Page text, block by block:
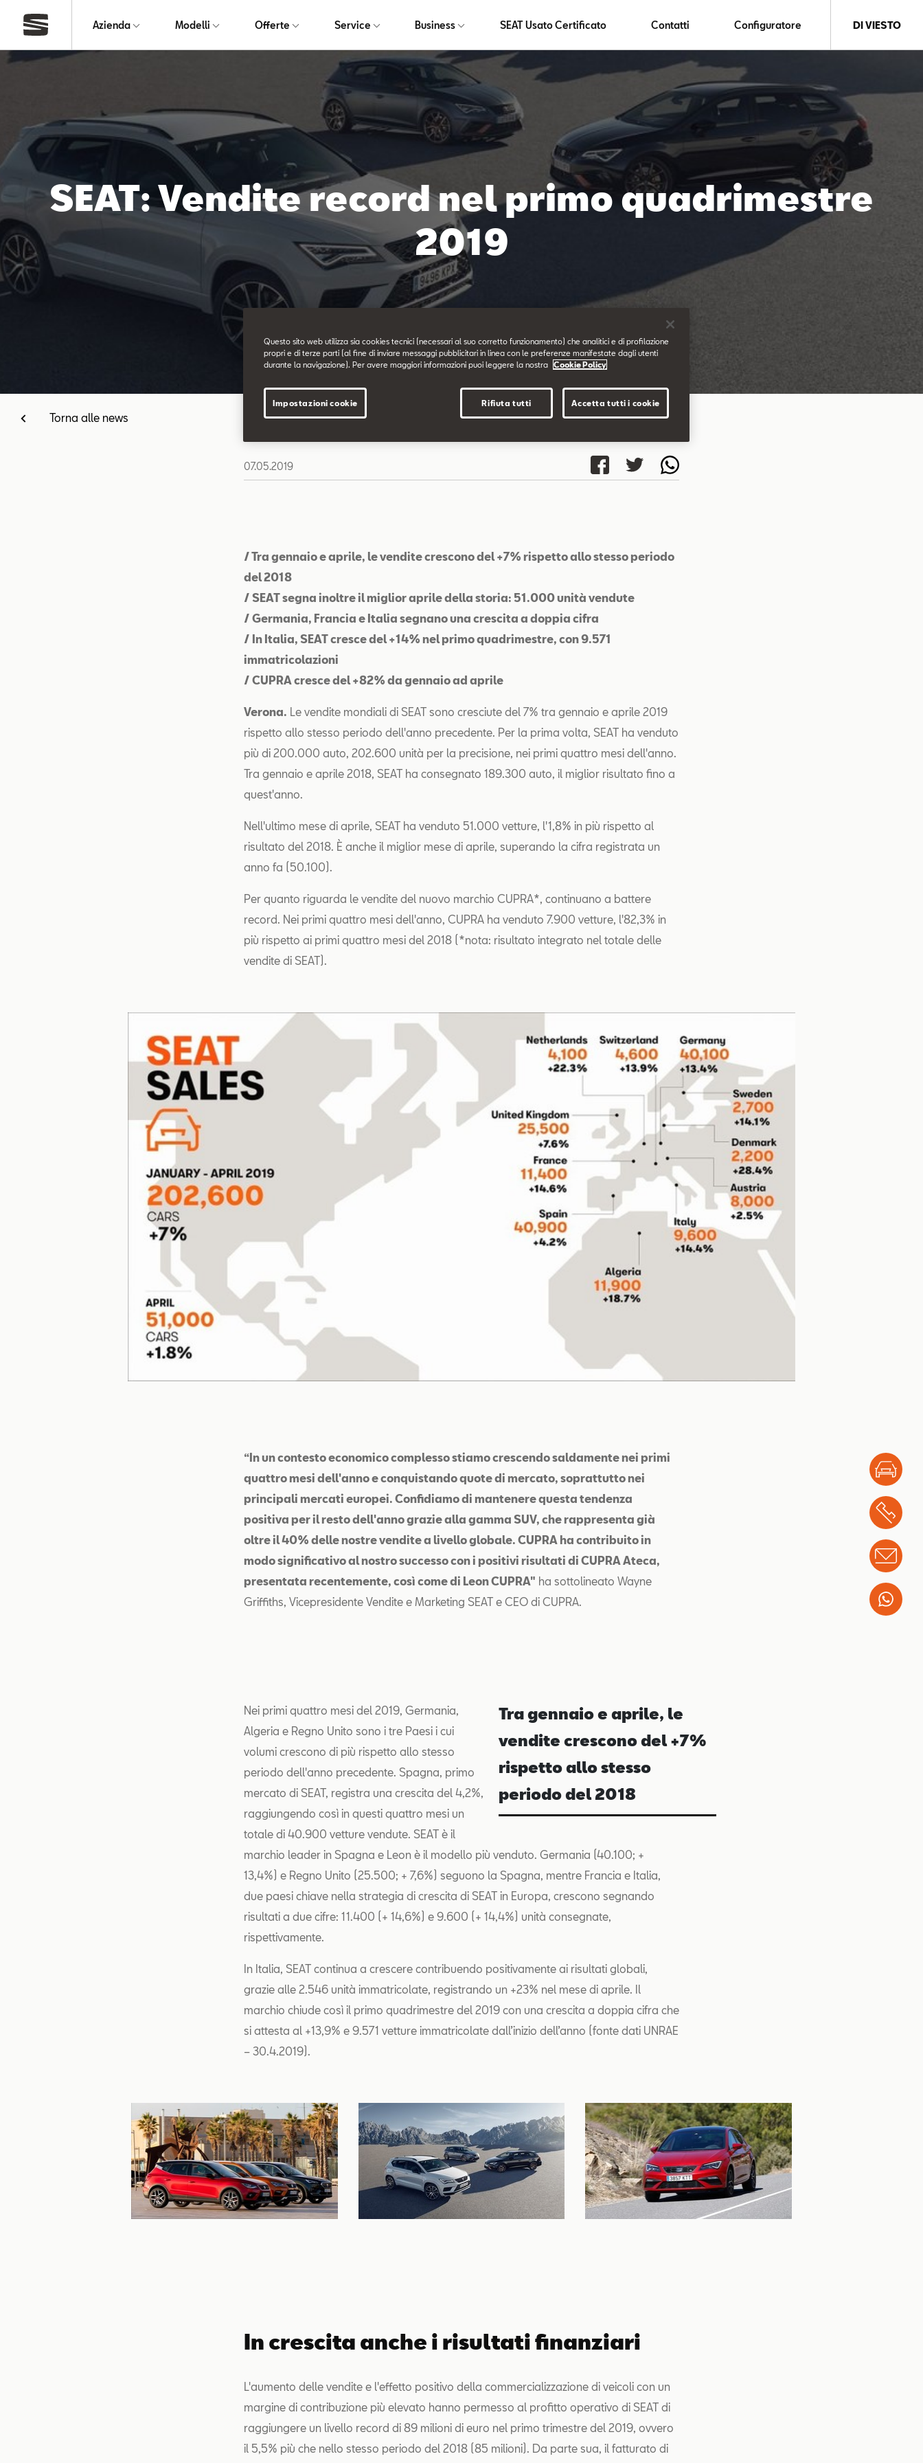
Azienda Modelli Offerte Service Business SEAT Usato Certificato Contatti Configuratore DI VIESTO
SEAT: Vendite record nel primo quadrimestre
2019
Torna alle news
07.05.2019
/ Tra gennaio e aprile, le vendite crescono del +7% rispetto allo stesso periodo
del 2018
/ SEAT segna inoltre il miglior aprile della storia: 51.000 unità vendute
/ Germania, Francia e Italia segnano una crescita a doppia cifra
/ In Italia, SEAT cresce del +14% nel primo quadrimestre, con 9.571
immatricolazioni
/ CUPRA cresce del +82% da gennaio ad aprile
Verona. Le vendite mondiali di SEAT sono cresciute del 7% tra gennaio e aprile 2019
rispetto allo stesso periodo dell'anno precedente. Per la prima volta, SEAT ha venduto
più di 200.000 auto, 202.600 unità per la precisione, nei primi quattro mesi dell'anno.
Tra gennaio e aprile 2018, SEAT ha consegnato 189.300 auto, il miglior risultato fino a
quest'anno.
Nell'ultimo mese di aprile, SEAT ha venduto 51.000 vetture, l'1,8% in più rispetto al
risultato del 2018. È anche il miglior mese di aprile, superando la cifra registrata un
anno fa (50.100).
Per quanto riguarda le vendite del nuovo marchio CUPRA*, continuano a battere
record. Nei primi quattro mesi dell'anno, CUPRA ha venduto 7.900 vetture, l'82,3% in
più rispetto ai primi quattro mesi del 2018 (*nota: risultato integrato nel totale delle
vendite di SEAT).
“In un contesto economico complesso stiamo crescendo saldamente nei primi
quattro mesi dell'anno e conquistando quote di mercato, soprattutto nei
principali mercati europei. Confidiamo di mantenere questa tendenza
positiva per il resto dell'anno grazie alla gamma SUV, che rappresenta già
oltre il 40% delle nostre vendite a livello globale. CUPRA ha contribuito in
modo significativo al nostro successo con i positivi risultati di CUPRA Ateca,
presentata recentemente, così come di Leon CUPRA" ha sottolineato Wayne
Griffiths, Vicepresidente Vendite e Marketing SEAT e CEO di CUPRA.
Tra gennaio e aprile, le
vendite crescono del +7%
rispetto allo stesso
periodo del 2018
Nei primi quattro mesi del 2019, Germania,
Algeria e Regno Unito sono i tre Paesi i cui
volumi crescono di più rispetto allo stesso
periodo dell'anno precedente. Spagna, primo
mercato di SEAT, registra una crescita del 4,2%,
raggiungendo così in questi quattro mesi un
totale di 40.900 vetture vendute. SEAT è il
marchio leader in Spagna e Leon è il modello più venduto. Germania (40.100; +
13,4%) e Regno Unito (25.500; + 7,6%) seguono la Spagna, mentre Francia e Italia,
due paesi chiave nella strategia di crescita di SEAT in Europa, crescono segnando
risultati a due cifre: 11.400 (+ 14,6%) e 9.600 (+ 14,4%) unità consegnate,
rispettivamente.
In Italia, SEAT continua a crescere contribuendo positivamente ai risultati globali,
grazie alle 2.546 unità immatricolate, registrando un +23% nel mese di aprile. Il
marchio chiude così il primo quadrimestre del 2019 con una crescita a doppia cifra che
si attesta al +13,9% e 9.571 vetture immatricolate dall’inizio dell’anno (fonte dati UNRAE
– 30.4.2019).
In crescita anche i risultati finanziari
L'aumento delle vendite e l'effetto positivo della commercializzazione di veicoli con un
margine di contribuzione più elevato hanno permesso al profitto operativo di SEAT di
raggiungere un livello record di 89 milioni di euro nel primo trimestre del 2019, ovvero
il 5,5% più che nello stesso periodo del 2018 (85 milioni). Da parte sua, il fatturato di
Questo sito web utilizza sia cookies tecnici (necessari al suo corretto funzionamento) che analitici e di profilazione
propri e di terze parti (al fine di inviare messaggi pubblicitari in linea con le preferenze manifestate dagli utenti
durante la navigazione). Per avere maggiori informazioni puoi leggere la nostra
Cookie Policy
Rifiuta tutti Accetta tutti i cookie
Impostazioni cookie